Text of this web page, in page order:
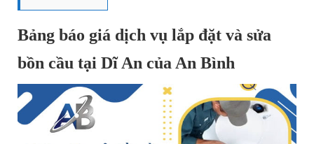
Bảng báo giá dịch vụ lắp đặt và sửa
bồn cầu tại Dĩ An của An Bình